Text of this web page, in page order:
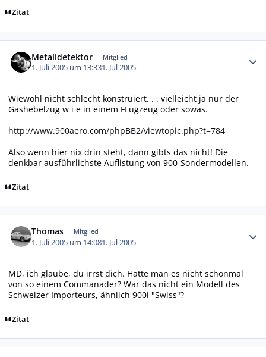
Zitat
Metalldetektor Mitglied
1. Juli 2005 um 13:331. Jul 2005
Wiewohl nicht schlecht konstruiert. . . vielleicht ja nur der
Gashebelzug w i e in einem FLugzeug oder sowas.
http://www.900aero.com/phpBB2/viewtopic.php?t=784
Also wenn hier nix drin steht, dann gibts das nicht! Die
denkbar ausführlichste Auflistung von 900-Sondermodellen.
Zitat
Thomas Mitglied
1. Juli 2005 um 14:081. Jul 2005
MD, ich glaube, du irrst dich. Hatte man es nicht schonmal
von so einem Commanader? War das nicht ein Modell des
Schweizer Importeurs, ähnlich 900i "Swiss"?
Zitat